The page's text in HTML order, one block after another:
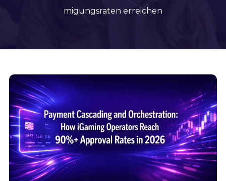
migungsraten erreichen